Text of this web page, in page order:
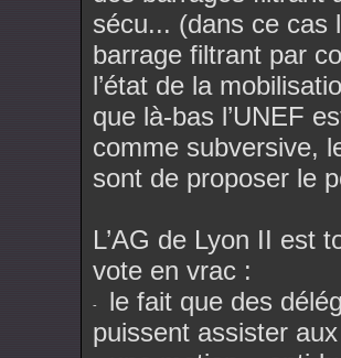
sécu... (dans ce cas
barrage filtrant par
l’état de la
que là-bas l’UNEF
comme subversive,
sont de proposer le
L’AG de Lyon II est
vote en vrac :
le fait que des
puissent assister